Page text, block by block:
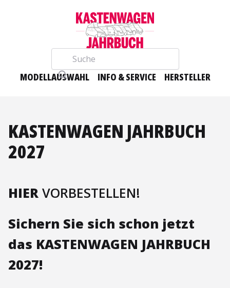
Suche
MODELLAUSWAHL INFO & SERVICE HERSTELLER
KASTENWAGEN JAHRBUCH
2027
HIER VORBESTELLEN!
Sichern Sie sich schon jetzt
das KASTENWAGEN JAHRBUCH
2027!